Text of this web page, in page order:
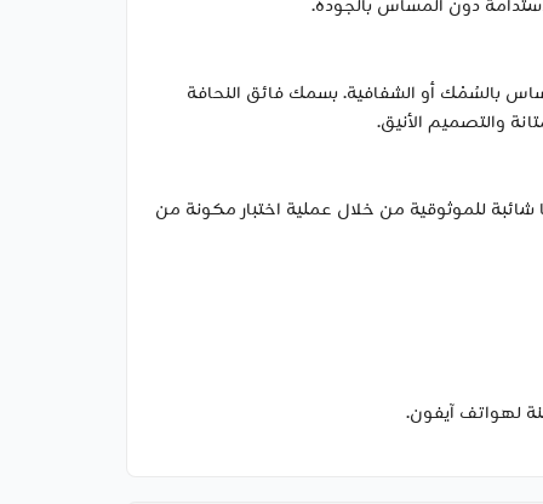
بالسُمْك أو الشفافية. بسمك فائق النحافة
شائبة للموثوقية من خلال عملية اختبار مكونة من